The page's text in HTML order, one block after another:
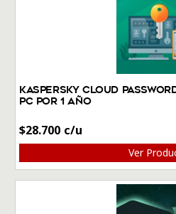
Kaspersky Cloud
PC por 1 Año
$28.700
Ver